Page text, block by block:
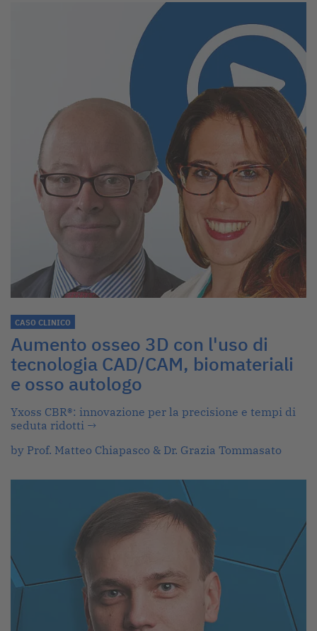
CASO CLINICO
Aumento osseo 3D con l'uso di
tecnologia CAD/CAM, biomateriali
e osso autologo
Yxoss CBR®: innovazione per la precisione e tempi di
seduta ridotti →
by Prof. Matteo Chiapasco & Dr. Grazia Tommasato